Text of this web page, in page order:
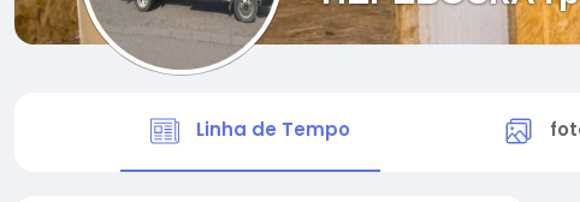
Linha de Tempo